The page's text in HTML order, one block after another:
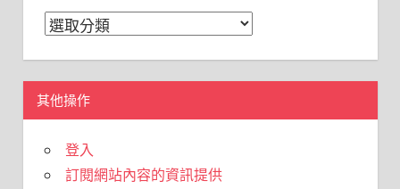
分
其他操作
登入
訂閱網站內容的資訊提供